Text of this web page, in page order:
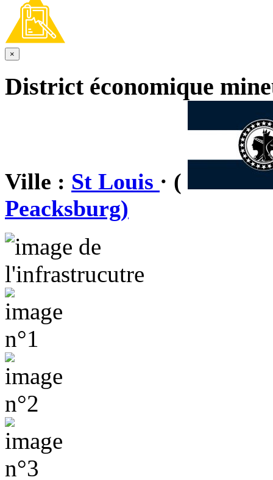
×
District économique
Ville : St Louis · (
Peacksburg)